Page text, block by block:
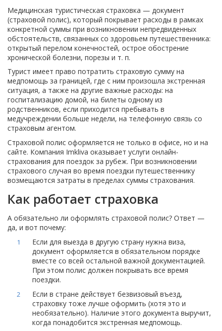
Медицинская туристическая страховка — документ
(страховой полис), который покрывает расходы в рамках
конкретной суммы при возникновении непредвиденных
обстоятельств, связанных со здоровьем путешественника:
открытый перелом конечностей, острое обострение
хронической болезни, порезы и т. п.
Турист имеет право потратить страховую сумму на
медпомощь за границей, где с ним произошла экстренная
ситуация, а также на другие важные расходы: на
госпитализацию домой, на билеты одному из
родственников, если приходится пребывать в
медучреждении больше недели, на телефонную связь со
страховым агентом.
Страховой полис оформляется не только в офисе, но и на
сайте. Компания Imkliva оказывает услуги онлайн-
страхования для поездок за рубеж. При возникновении
страхового случая во время поездки путешественнику
возмещаются затраты в пределах суммы страхования.
Как работает страховка
А обязательно ли оформлять страховой полис? Ответ —
да, и вот почему:
Если для выезда в другую страну нужна виза,
документ оформляется в обязательном порядке
вместе со всей остальной важной документацией.
При этом полис должен покрывать все время
поездки.
Если в стране действует безвизовый въезд,
страховку тоже лучше оформить (хотя это и
необязательно). Наличие этого документа выручит,
когда понадобится экстренная медпомощь.